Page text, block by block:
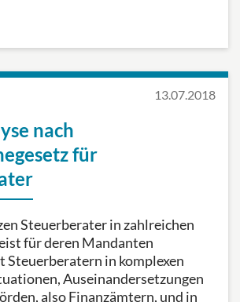
13.07.2018
nach
für
Steuerberater in zahlreichen
für deren Mandanten
Steuerberatern in komplexen
Auseinandersetzungen
also Finanzämtern, und in